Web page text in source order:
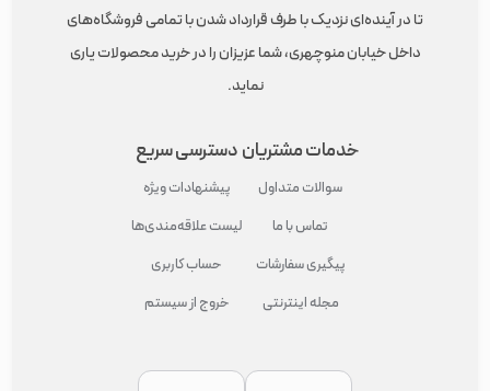
تا در آینده‌ای نزدیک با طرف قرارداد شدن با تمامی فروشگاه‌های
داخل خیابان منوچهری، شما عزیزان را در خرید محصولات یاری
نماید.
خدمات مشتریان
سوالات متداول
تماس با ما
پیگیری سفارشات
مجله اینترنتی
دسترسی سریع
پیشنهادات ویژه
لیست علاقه‌مندی‌ها
حساب کاربری
خروج از سیستم